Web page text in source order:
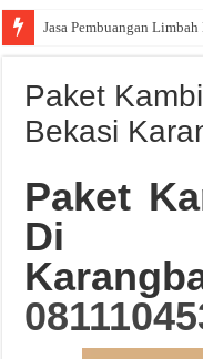
Jasa Pembuangan
Paket
Bekasi
Paket
Di